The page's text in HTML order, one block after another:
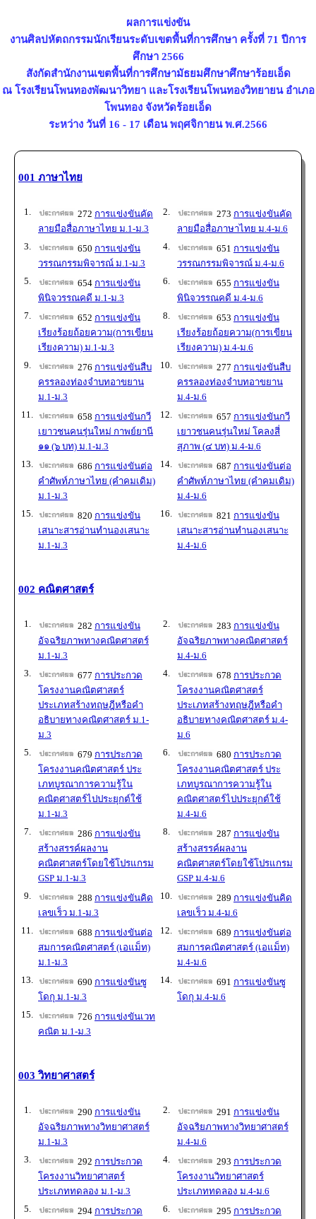
ผลการแข่งขัน
งานศิลปหัตถกรรมนักเรียนระดับเขตพื้นที่การศึกษา ครั้งที่ 71 ปีการ
ศึกษา 2566
สังกัดสำนักงานเขตพื้นที่การศึกษามัธยมศึกษาศึกษาร้อยเอ็ด
ณ โรงเรียนโพนทองพัฒนาวิทยา และโรงเรียนโพนทองวิทยายน อำเภอ
โพนทอง จังหวัดร้อยเอ็ด
ระหว่าง วันที่ 16 - 17 เดือน พฤศจิกายน พ.ศ.2566
001 ภาษาไทย
1. 272 การแข่งขันคัด
ลายมือสื่อภาษาไทย ม.1-ม.3
2. 273 การแข่งขันคัด
ลายมือสื่อภาษาไทย ม.4-ม.6
3.
650 การแข่งขัน
วรรณกรรมพิจารณ์ ม.1-ม.3
4. 651 การแข่งขัน
วรรณกรรมพิจารณ์ ม.4-ม.6
5.
654 การแข่งขัน
พินิจวรรณคดี ม.1-ม.3
6. 655 การแข่งขัน
พินิจวรรณคดี ม.4-ม.6
7.
652 การแข่งขัน
เรียงร้อยถ้อยความ(การเขียน
เรียงความ) ม.1-ม.3
8. 653 การแข่งขัน
เรียงร้อยถ้อยความ(การเขียน
เรียงความ) ม.4-ม.6
9.
276 การแข่งขันสืบ
ครรลองท่องจำบทอาขยาน
ม.1-ม.3
10. 277 การแข่งขันสืบ
ครรลองท่องจำบทอาขยาน
ม.4-ม.6
11.
658 การแข่งขันกวี
เยาวชนคนรุ่นใหม่ กาพย์ยานี
๑๑ (๖ บท) ม.1-ม.3
12. 657 การแข่งขันกวี
เยาวชนคนรุ่นใหม่ โคลงสี่
สุภาพ (๔ บท) ม.4-ม.6
13.
686 การแข่งขันต่อ
คำศัพท์ภาษาไทย (คำคมเดิม)
ม.1-ม.3
14. 687 การแข่งขันต่อ
คำศัพท์ภาษาไทย (คำคมเดิม)
ม.4-ม.6
15.
820 การแข่งขัน
เสนาะสารอ่านทำนองเสนาะ
ม.1-ม.3
16. 821 การแข่งขัน
เสนาะสารอ่านทำนองเสนาะ
ม.4-ม.6
002 คณิตศาสตร์
1. 282 การแข่งขัน
อัจฉริยภาพทางคณิตศาสตร์
ม.1-ม.3
2. 283 การแข่งขัน
อัจฉริยภาพทางคณิตศาสตร์
ม.4-ม.6
3.
677 การประกวด
โครงงานคณิตศาสตร์
ประเภทสร้างทฤษฎีหรือคำ
อธิบายทางคณิตศาสตร์ ม.1-
ม.3
4. 678 การประกวด
โครงงานคณิตศาสตร์
ประเภทสร้างทฤษฎีหรือคำ
อธิบายทางคณิตศาสตร์ ม.4-
ม.6
5.
679 การประกวด
โครงงานคณิตศาสตร์ ประ
เภทบูรณาการความรู้ใน
คณิตศาสตร์ไปประยุกต์ใช้
ม.1-ม.3
6. 680 การประกวด
โครงงานคณิตศาสตร์ ประ
เภทบูรณาการความรู้ใน
คณิตศาสตร์ไปประยุกต์ใช้
ม.4-ม.6
7.
286 การแข่งขัน
สร้างสรรค์ผลงาน
คณิตศาสตร์โดยใช้โปรแกรม
GSP ม.1-ม.3
8. 287 การแข่งขัน
สร้างสรรค์ผลงาน
คณิตศาสตร์โดยใช้โปรแกรม
GSP ม.4-ม.6
9.
288 การแข่งขันคิด
เลขเร็ว ม.1-ม.3
10. 289 การแข่งขันคิด
เลขเร็ว ม.4-ม.6
11.
688 การแข่งขันต่อ
สมการคณิตศาสตร์ (เอแม็ท)
ม.1-ม.3
12. 689 การแข่งขันต่อ
สมการคณิตศาสตร์ (เอแม็ท)
ม.4-ม.6
13.
690 การแข่งขันซู
โดกุ ม.1-ม.3
14. 691 การแข่งขันซู
โดกุ ม.4-ม.6
15.
726 การแข่งขันเวท
คณิต ม.1-ม.3
003 วิทยาศาสตร์
1. 290 การแข่งขัน
อัจฉริยภาพทางวิทยาศาสตร์
ม.1-ม.3
2. 291 การแข่งขัน
อัจฉริยภาพทางวิทยาศาสตร์
ม.4-ม.6
3.
292 การประกวด
โครงงานวิทยาศาสตร์
ประเภททดลอง ม.1-ม.3
4. 293 การประกวด
โครงงานวิทยาศาสตร์
ประเภททดลอง ม.4-ม.6
5.
294 การประกวด
6. 295 การประกวด